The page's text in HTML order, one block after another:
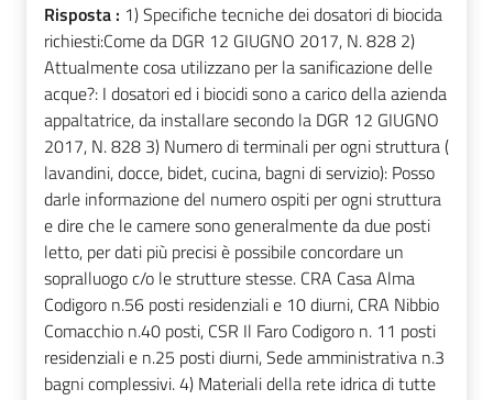
Risposta : 1) Specifiche tecniche dei dosatori di biocida
richiesti:Come da DGR 12 GIUGNO 2017, N. 828 2)
Attualmente cosa utilizzano per la sanificazione delle
acque?: I dosatori ed i biocidi sono a carico della azienda
appaltatrice, da installare secondo la DGR 12 GIUGNO
2017, N. 828 3) Numero di terminali per ogni struttura (
lavandini, docce, bidet, cucina, bagni di servizio): Posso
darle informazione del numero ospiti per ogni struttura
e dire che le camere sono generalmente da due posti
letto, per dati più precisi è possibile concordare un
sopralluogo c/o le strutture stesse. CRA Casa Alma
Codigoro n.56 posti residenziali e 10 diurni, CRA Nibbio
Comacchio n.40 posti, CSR Il Faro Codigoro n. 11 posti
residenziali e n.25 posti diurni, Sede amministrativa n.3
bagni complessivi. 4) Materiali della rete idrica di tutte